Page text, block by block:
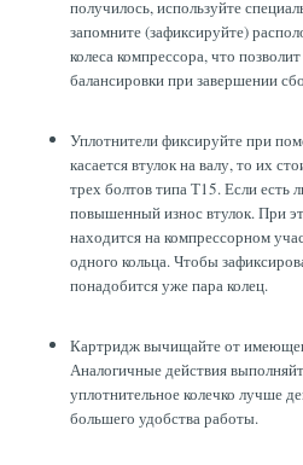
получилось, используйте
запомните (зафиксируйте)
колеса компрессора, что
балансировки при завершении
Уплотнители фиксируйте при
касается втулок на валу, то их
трех болтов типа Т15. Если
повышенный износ втулок. При
находится на компрессорном
одного кольца. Чтобы
понадобится уже пара колец.
Картридж вычищайте от
Аналогичные действия
уплотнительное колечко лучше
большего удобства работы.